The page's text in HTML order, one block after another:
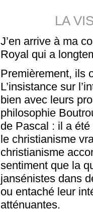
LA
J’en arrive à ma
Royal qui a
Premièrement, ils
L’insistance sur
bien avec leurs
philosophie
de Pascal : il a
le christianisme
christianisme
sentiment que la
jansénistes dans
ou entaché leur
atténuantes.